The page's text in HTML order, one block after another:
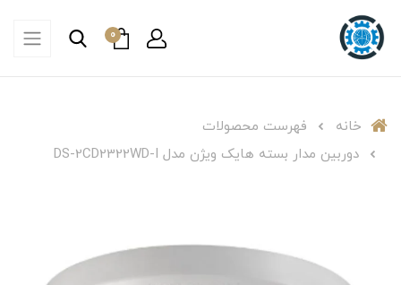
0
خانه
فهرست محصولات
دوربین مدار بسته هایک ویژن مدل DS-2CD2322WD-I